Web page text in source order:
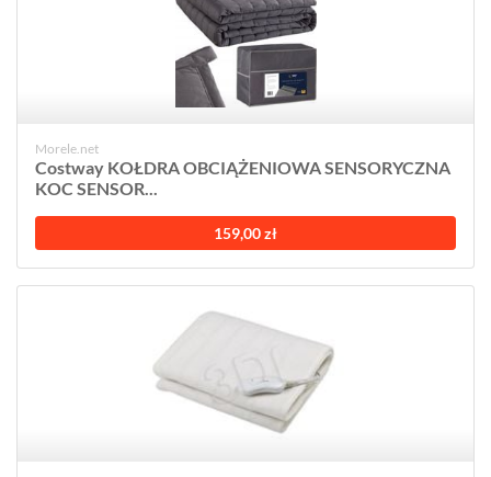
Morele.net
Costway KOŁDRA OBCIĄŻENIOWA SENSORYCZNA
KOC SENSOR...
159,00 zł